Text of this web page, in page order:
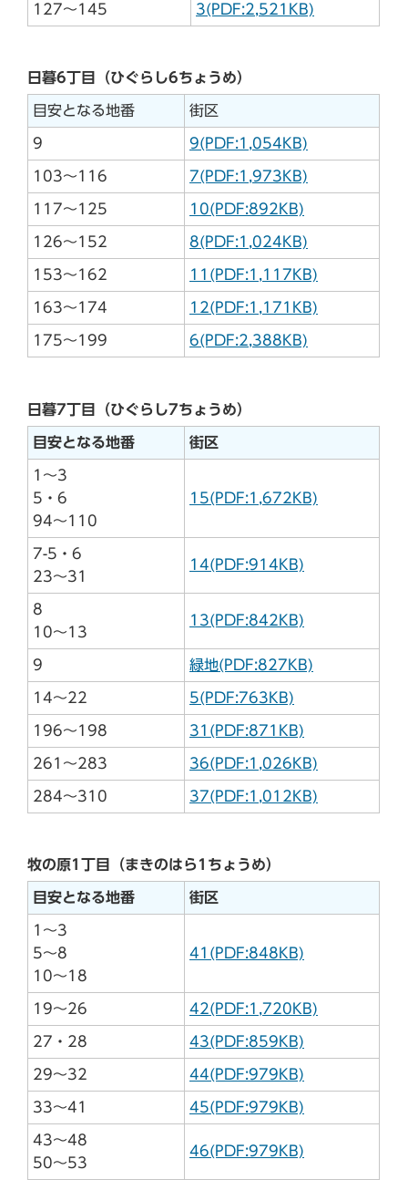
127～145 3(PDF:2,521KB)
日暮6丁目（ひぐらし6ちょうめ）
目安となる地番 街区
9 9(PDF:1,054KB)
103～116 7(PDF:1,973KB)
117～125 10(PDF:892KB)
126～152 8(PDF:1,024KB)
153～162 11(PDF:1,117KB)
163～174 12(PDF:1,171KB)
175～199 6(PDF:2,388KB)
日暮7丁目（ひぐらし7ちょうめ）
目安となる地番 街区
1～3
5・6
94～110
15(PDF:1,672KB)
7-5・6
23～31
14(PDF:914KB)
8
10～13
13(PDF:842KB)
9 緑地(PDF:827KB)
14～22 5(PDF:763KB)
196～198 31(PDF:871KB)
261～283 36(PDF:1,026KB)
284～310 37(PDF:1,012KB)
牧の原1丁目（まきのはら1ちょうめ）
目安となる地番 街区
1～3
5～8
10～18
41(PDF:848KB)
19～26 42(PDF:1,720KB)
27・28 43(PDF:859KB)
29～32 44(PDF:979KB)
33～41 45(PDF:979KB)
43～48
50～53
46(PDF:979KB)